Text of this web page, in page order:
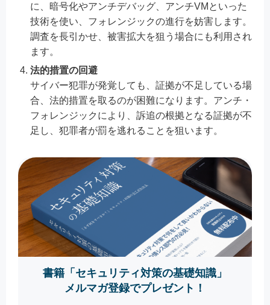
に、暗号化やアンチデバッグ、アンチVMといった
技術を使い、フォレンジックの進行を妨害します。
調査を長引かせ、被害拡大を狙う場合にも利用され
ます。
法的措置の回避
サイバー犯罪が発覚しても、証拠が不足している場
合、法的措置を取るのが困難になります。アンチ・
フォレンジックにより、訴追の根拠となる証拠が不
足し、犯罪者が罰を逃れることを狙います。
書籍「セキュリティ対策の基礎知識」
メルマガ登録でプレゼント！